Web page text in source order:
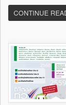
CONTINUE